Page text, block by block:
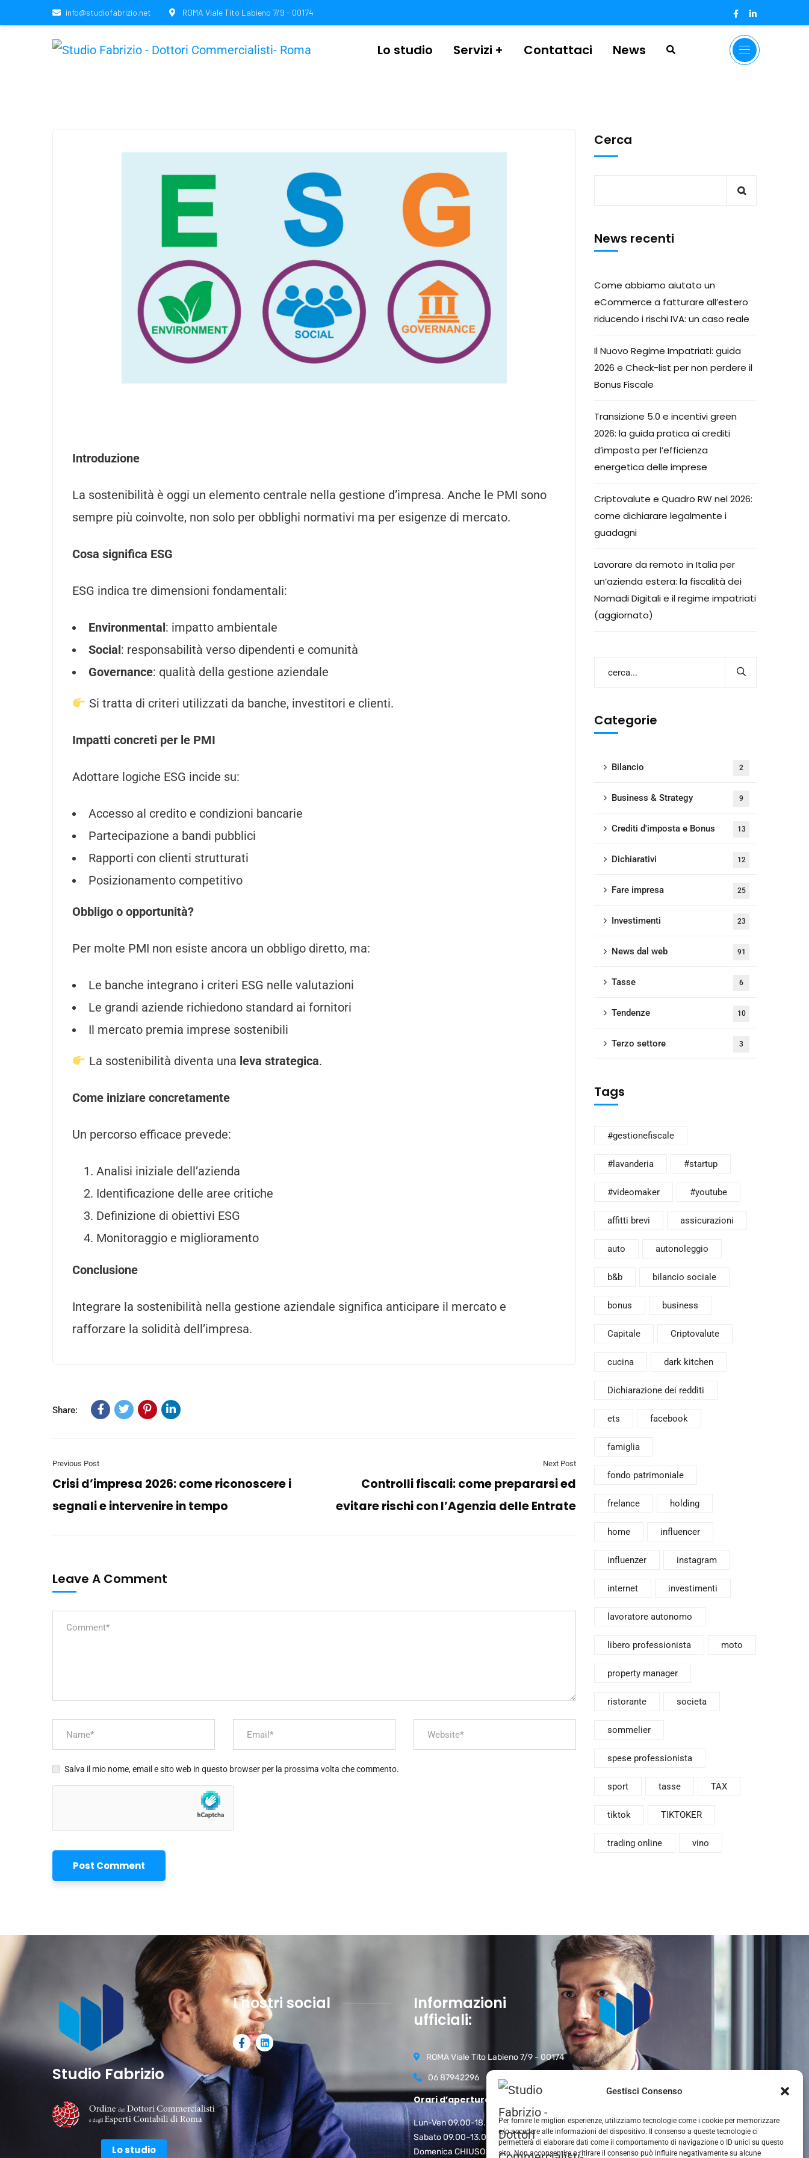
Gestisci Consenso
Per fornire le migliori esperienze, utilizziamo tecnologie come i cookie per memorizzare
e/o accedere alle informazioni del dispositivo. Il consenso a queste tecnologie ci
permetterà di elaborare dati come il comportamento di navigazione o ID unici su questo
sito. Non acconsentire o ritirare il consenso può influire negativamente su alcune
info@studiofabrizio.net ROMA Viale Tito Labieno 7/9 - 00174
Lo studio Servizi Contattaci News
Introduzione
La sostenibilità è oggi un elemento centrale nella gestione d’impresa. Anche le PMI sono
sempre più coinvolte, non solo per obblighi normativi ma per esigenze di mercato.
Cosa significa ESG
ESG indica tre dimensioni fondamentali:
Environmental: impatto ambientale
Social: responsabilità verso dipendenti e comunità
Governance: qualità della gestione aziendale
Si tratta di criteri utilizzati da banche, investitori e clienti.
Impatti concreti per le PMI
Adottare logiche ESG incide su:
Accesso al credito e condizioni bancarie
Partecipazione a bandi pubblici
Rapporti con clienti strutturati
Posizionamento competitivo
Obbligo o opportunità?
Per molte PMI non esiste ancora un obbligo diretto, ma:
Le banche integrano i criteri ESG nelle valutazioni
Le grandi aziende richiedono standard ai fornitori
Il mercato premia imprese sostenibili
La sostenibilità diventa una leva strategica.
Come iniziare concretamente
Un percorso efficace prevede:
Analisi iniziale dell’azienda
Identificazione delle aree critiche
Definizione di obiettivi ESG
Monitoraggio e miglioramento
Conclusione
Integrare la sostenibilità nella gestione aziendale significa anticipare il mercato e
rafforzare la solidità dell’impresa.
Share:
Previous Post
Crisi d’impresa 2026: come riconoscere i
segnali e intervenire in tempo
Next Post
Controlli fiscali: come prepararsi ed
evitare rischi con l’Agenzia delle Entrate
Leave A Comment
Salva il mio nome, email e sito web in questo browser per la prossima volta che commento.
Cerca
News recenti
Come abbiamo aiutato un
eCommerce a fatturare all’estero
riducendo i rischi IVA: un caso reale
Il Nuovo Regime Impatriati: guida
2026 e Check-list per non perdere il
Bonus Fiscale
Transizione 5.0 e incentivi green
2026: la guida pratica ai crediti
d’imposta per l’efficienza
energetica delle imprese
Criptovalute e Quadro RW nel 2026:
come dichiarare legalmente i
guadagni
Lavorare da remoto in Italia per
un’azienda estera: la fiscalità dei
Nomadi Digitali e il regime impatriati
(aggiornato)
Categorie
Bilancio 2
Business & Strategy 9
Crediti d'imposta e Bonus 13
Dichiarativi 12
Fare impresa 25
Investimenti 23
News dal web 91
Tasse 6
Tendenze 10
Terzo settore 3
Tags
#gestionefiscale
#lavanderia #startup
#videomaker #youtube
affitti brevi assicurazioni
auto autonoleggio
b&b bilancio sociale
bonus business
Capitale Criptovalute
cucina dark kitchen
Dichiarazione dei redditi
ets facebook
famiglia
fondo patrimoniale
frelance holding
home influencer
influenzer instagram
internet investimenti
lavoratore autonomo
libero professionista moto
property manager
ristorante societa
sommelier
spese professionista
sport tasse TAX
tiktok TIKTOKER
trading online vino
Studio Fabrizio
Lo studio
I nostri social
Informazioni
ufficiali:
ROMA Viale Tito Labieno 7/9 - 00174
06 87942296
Orari d’apertura:
Lun-Ven 09.00-18.00
Sabato 09.00–13.00
Domenica CHIUSO